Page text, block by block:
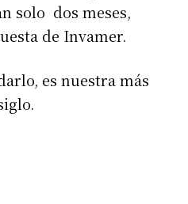
solo dos meses,
de Invamer.
es nuestra más